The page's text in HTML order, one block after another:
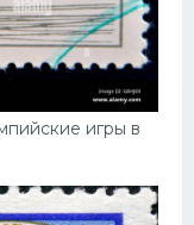
игры в